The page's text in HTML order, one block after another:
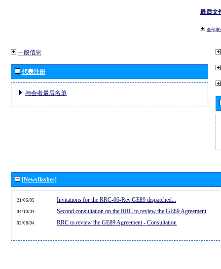
最后文
全部展
一般信息
代表注册
与会者最后名单
[Newsflashes]
21/06/05 Invitations for the RRC-06-Rev.GE89 dispatched...
04/10/04 Second consultation on the RRC to review the GE89 Agreement
02/08/04 RRC to review the GE89 Agreement - Consultation